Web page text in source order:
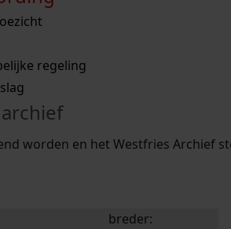
met een aantal zoektips.
weg met een aantal zoektips.
regeling
worden en het Westfries Archief
zoektips
uw zoekopdracht te
breder: